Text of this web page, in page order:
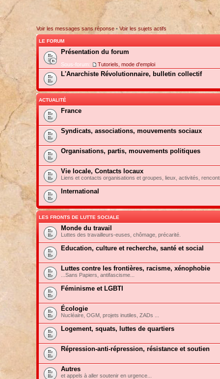
Voir les messages sans réponse• Voir les sujets actifs
LE FORUM
Présentation du forum
Sous-forum: Tutoriels, mode d'emploi
L'Anarchiste Révolutionnaire, bulletin collectif
ACTUALITÉ
France
Syndicats, associations, mouvements sociaux
Organisations, partis, mouvements politiques
Vie locale, Contacts locaux
Liens et contacts organisations et groupes, lieux, activités,
International
LES FRONTS DE LUTTE SOCIALE
Monde du travail
Luttes des travailleurs-euses, chômage, précarité.
Education, culture et recherche, santé et social
Luttes contre les frontières, racisme, xénophobie
...Sans Papiers, antifascisme...
Féminisme et LGBTI
Écologie
Nucléaire, OGM, projets inutiles, ZADs ...
Logement, squats, luttes de quartiers
Répression-anti-répression, résistance et soutien
Autres
et appels à aller soutenir en urgence...